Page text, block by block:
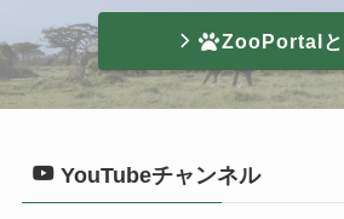
ZooPortalと
YouTubeチャンネル